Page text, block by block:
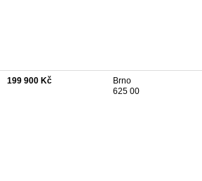
199 900 Kč
Brno
625 00